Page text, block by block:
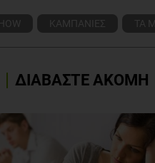
ΚΑΜΠΑΝΙΕΣ ΤΑ
ΔΙΑΒΑΣΤΕ ΑΚΟΜΗ